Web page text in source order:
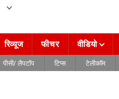
रिव्यूज फीचर वीडियो
पीसी/ लैपटॉप टिप्स टेलीकॉम